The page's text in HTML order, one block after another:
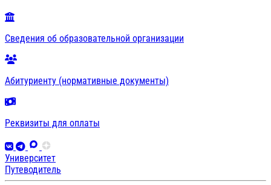
Сведения об образовательной организации
Абитуриенту (нормативные документы)
Реквизиты для оплаты
Университет
Путеводитель